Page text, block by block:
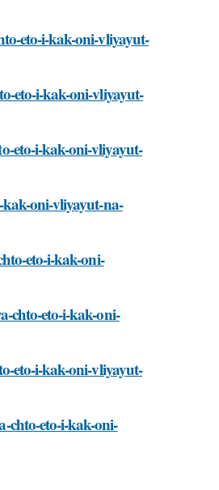
eto-i-kak-oni-vliyayut-
eto-i-kak-oni-vliyayut-
eto-i-kak-oni-vliyayut-
kak-oni-vliyayut-na-
eto-i-kak-oni-
chto-eto-i-kak-oni-
eto-i-kak-oni-vliyayut-
chto-eto-i-kak-oni-